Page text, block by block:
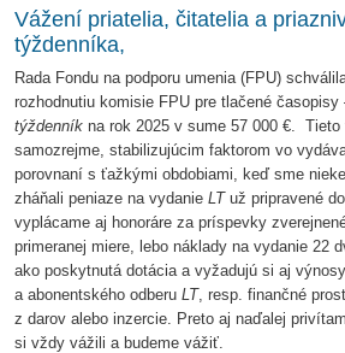
Vážení priatelia, čitatelia a
týždenníka,
Rada Fondu na podporu umenia (FPU)
rozhodnutiu komisie FPU pre tlačené časopisy
týždenník na rok 2025 v sume 57 000 €.
samozrejme, stabilizujúcim faktorom vo
porovnaní s ťažkými obdobiami, keď sme
zháňali peniaze na vydanie LT už pripravené
vyplácame aj honoráre za príspevky
primeranej miere, lebo náklady na vydanie 22
ako poskytnutá dotácia a vyžadujú si aj
a abonentského odberu LT, resp. finančné
z darov alebo inzercie. Preto aj naďalej
si vždy vážili a budeme vážiť.